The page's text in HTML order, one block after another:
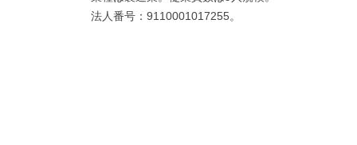
法人番号：9110001017255。